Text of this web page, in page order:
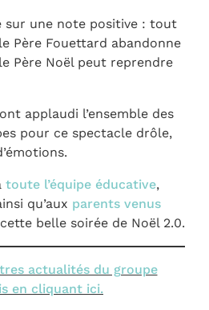
sur une note positive : tout
Père Fouettard abandonne
Père Noël peut reprendre
applaudi l’ensemble des
pour ce spectacle drôle,
toute l’équipe éducative,
qu’aux parents venus
belle soirée de Noël 2.0.
actualités du groupe
en cliquant ici.